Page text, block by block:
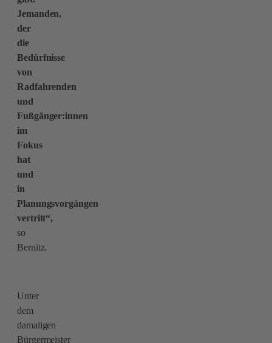
Jemanden,
der
die
Bedürfnisse
von
Radfahrenden
und
Fußgänger:innen
im
Fokus
hat
und
in
Planungsvorgängen
vertritt“,
so
Bernitz.
Unter
dem
damaligen
Bürgermeister